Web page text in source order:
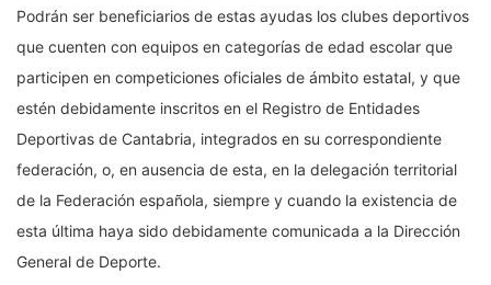
Podrán ser beneficiarios de estas ayudas los clubes deportivos
que cuenten con equipos en categorías de edad escolar que
participen en competiciones oficiales de ámbito estatal, y que
estén debidamente inscritos en el Registro de Entidades
Deportivas de Cantabria, integrados en su correspondiente
federación, o, en ausencia de esta, en la delegación territorial
de la Federación española, siempre y cuando la existencia de
esta última haya sido debidamente comunicada a la Dirección
General de Deporte.